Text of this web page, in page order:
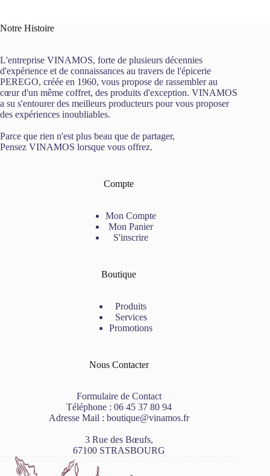
Notre Histoire
L'entreprise VINAMOS, forte de plusieurs décennies
d'expérience et de connaissances au travers de l'épicerie
PEREGO, créée en 1960, vous propose de rassembler au
cœur d'un même coffret, des produits d'exception. VINAMOS
a su s'entourer des meilleurs producteurs pour vous proposer
des expériences inoubliables.
Parce que rien n'est plus beau que de partager,
Pensez VINAMOS lorsque vous offrez.
Compte
Mon Compte
Mon Panier
S'inscrire
Boutique
Produits
Services
Promotions
Nous Contacter
Formulaire de Contact
Téléphone : 06 45 37 80 94
Adresse Mail : boutique@vinamos.fr
3 Rue des Bœufs,
67100 STRASBOURG